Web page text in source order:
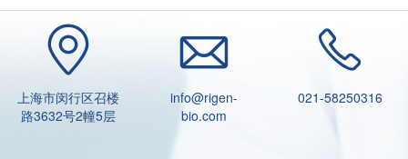
上海市闵行区召楼
路3632号2幢5层
info@rigen-
bio.com
021-58250316